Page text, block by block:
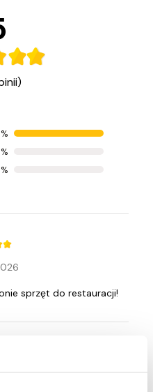
sprzęt do restauracji!